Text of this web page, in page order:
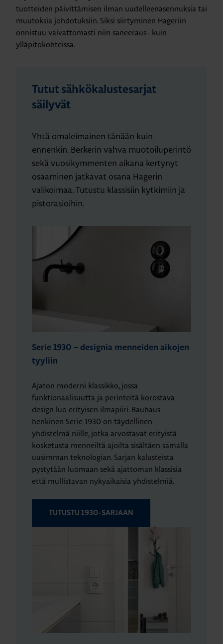
tuotteiden päivittämisen ilman uudelleenasennuksia tai
muutoksia johdotuksiin. Siksi siirtyminen Hageriin
onnistuu vaivattomasti niin saneeraus- kuin
ylläpitokohteissa.
Tutut sähkökalustesarjat
säilyvät
Yhtä omaleimainen tänään kuin
ennenkin. Berkerin vahva muotoiluperintö
sekä vuosikymmenten aikana kertynyt
osaaminen jatkavat osana Hagerin
valikoimaa. Tutustu klassisiin kytkimiin ja
pistorasioihin.
Serie 1930 – designia menneiden aikojen
tyyliin
Ajaton moderni klassikko, jossa
funktionaalisuutta ja perinteitä korostava
design luo erityisen ilmapiiri. Bauhaus-
henkinen Serie 1930 on täydellinen
yhdistelmä niille, jotka arvostavat erityistä
kosketusta menneiltä ajoilta sisältäen samalla
uusimman teknologian. Sarjan kalusteista
pystytään luomaan sekä ajattoman klassisia
että mullistavan nykyaikaisia yhdistelmiä.
TUTUSTU 1930-SARJAAN